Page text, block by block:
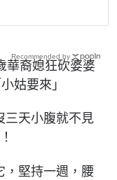
華裔媳狂砍婆婆
姑要來」
三天小腹就不見
，堅持一週，腰
Recommended by